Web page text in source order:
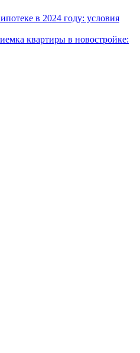
в 2024 году: условия
квартиры в новостройке: